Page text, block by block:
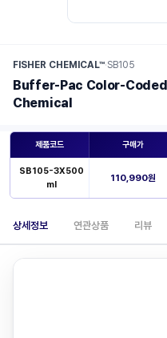
FISHER CHEMICAL™·SB105
Buffer-Pac Color-
Chemical
제품코드 구매가
SB105-3X500
ml
110,990원
상세정보 연관상품 리뷰